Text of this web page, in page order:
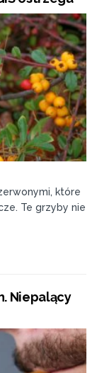
które
Te grzyby nie
Niepalący